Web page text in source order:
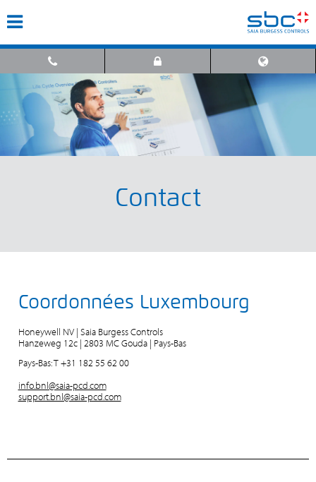
Contact
Coordonnées Luxembourg
Honeywell NV | Saia Burgess Controls
Hanzeweg 12c | 2803 MC Gouda | Pays-Bas
Pays-Bas: T +31 182 55 62 00
info.bnl@saia-pcd.com
support.bnl@saia-pcd.com